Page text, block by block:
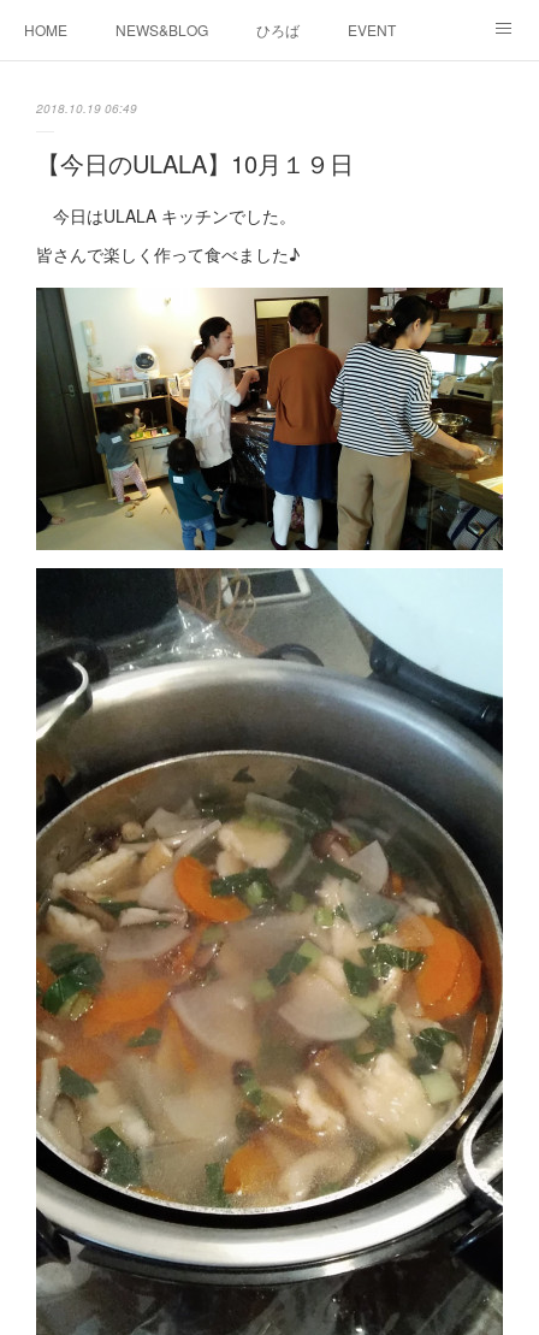
HOME NEWS&BLOG ひろば EVENT
2018.10.19 06:49
【今日のULALA】10月１９日
今日はULALA キッチンでした。
皆さんで楽しく作って食べました♪